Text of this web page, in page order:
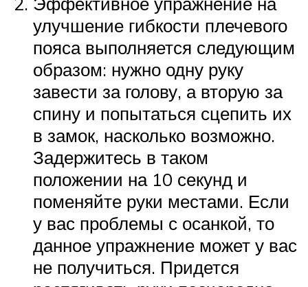
улучшение гибкости плечевого
пояса выполняется следующим
образом: нужно одну руку
завести за голову, а вторую за
спину и попытаться сцепить их
в замок, насколько возможно.
Задержитесь в таком
положении на 10 секунд и
поменяйте руки местами. Если
у вас проблемы с осанкой, то
данное упражнение может у вас
не получиться. Придется